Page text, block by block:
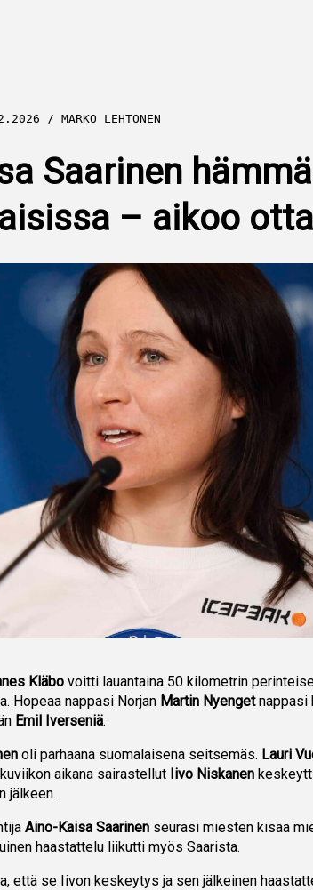
MARKO LEHTONEN
Saarinen
– aikoo
Kläbo voitti lauantaina 50 kilometrin
Hopeaa nappasi Norjan Martin Nyengetnappasi
Emil Iverseniä.
oli parhaana suomalaisena seitsemäs. Lauri
aikana sairastellut Iivo Niskanen
jälkeen.
Aino-Kaisa Saarinen seurasi miesten kisaa
haastattelu liikutti myös Saarista.
että se Iivon keskeytys ja sen jälkeinen